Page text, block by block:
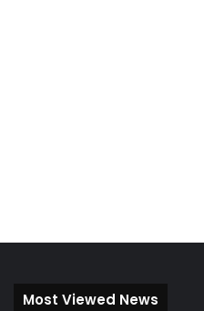
Most Viewed News